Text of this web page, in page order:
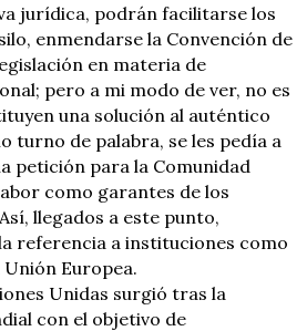
jurídica, podrán facilitarse los
enmendarse la Convención de
en materia de
pero a mi modo de ver, no es
una solución al auténtico
turno de palabra, se les pedía a
petición para la Comunidad
como garantes de los
llegados a este punto,
referencia a instituciones como
Europea.
Unidas surgió tras la
con el objetivo de